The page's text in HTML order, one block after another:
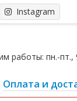
Instagram
работы: пн.-пт.,
Оплата и